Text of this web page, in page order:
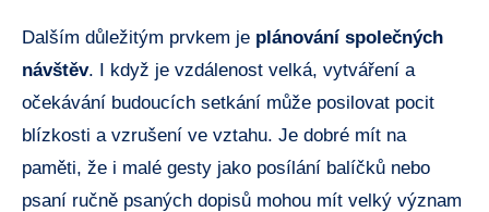
Dalším důležitým prvkem je plánování společných
návštěv. I když je vzdálenost velká, vytváření a
očekávání budoucích setkání může posilovat pocit
blízkosti a vzrušení ve vztahu. Je dobré mít na
paměti, že i malé gesty jako posílání balíčků nebo
psaní ručně psaných dopisů mohou mít velký význam